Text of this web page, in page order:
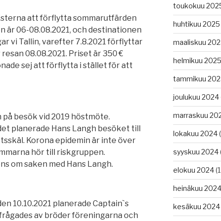
att förflytta sommarutfärden
är 06-08.08.2021, och destinationen
vi Tallin, varefter 7.8.2021 förflyttar
08.08.2021. Priset är 350 €
sej att förflytta i stället för att
besök vid 2019 höstmöte.
planerade Hans Langh besöket till
Korona epidemin är inte över
hör till riskgruppen.
om saken med Hans Langh.
10.10.2021 planerade Captain`s
av bröder föreningarna och
toukokuu
huhtikuu 2025
maaliskuu
helmikuu 2025
tammikuu
joulukuu 2024
marraskuu
lokakuu 2024
syyskuu 2024
elokuu 2024
heinäkuu 2024
kesäkuu 2024